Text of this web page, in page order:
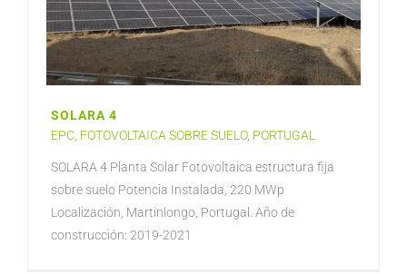
SOLARA 4
EPC FOTOVOLTAICA SOBRE SUELO, PORTUGAL
SOLARA 4 Planta Solar Fotovoltaica estructura fija
sobre suelo Potencia Instalada, 220 MWp
Localización, Martinlongo, Portugal. Año de
construcción: 2019-2021